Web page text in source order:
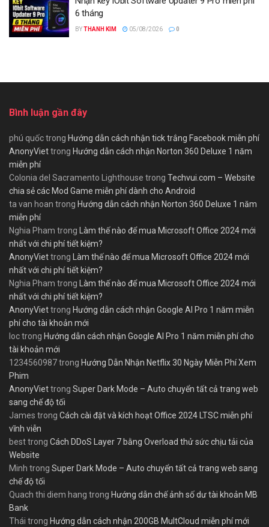
6 tháng
BYTHANH KIM 05/08/2026 0
Bình luận gần đây
phú quốctrong Hướng dẫn cách nhận tick trắng Facebook miễn phí
AnonyViettrong Hướng dẫn cách nhận Norton 360 Deluxe 1 năm
miễn phí
Colonia del Sacramento Lighthouse trong Techvui.com – Website
chia sẻ các Mod Game miễn phí dành cho Android
ta van hoan trong Hướng dẫn cách nhận Norton 360 Deluxe 1 năm
miễn phí
Nghia Pham trong Làm thế nào để mua Microsoft Office 2024 mới
nhất với chi phí tiết kiệm?
AnonyViettrong Làm thế nào để mua Microsoft Office 2024 mới
nhất với chi phí tiết kiệm?
Nghia Pham trong Làm thế nào để mua Microsoft Office 2024 mới
nhất với chi phí tiết kiệm?
AnonyViettrong Hướng dẫn cách nhận Google AI Pro 1 năm miễn
phí cho tài khoản mới
loctrong Hướng dẫn cách nhận Google AI Pro 1 năm miễn phí cho
tài khoản mới
1234560987trong Hướng Dẫn Nhận Netflix 30 Ngày Miễn Phí Xem
Phim
AnonyViettrong Super Dark Mode – Auto chuyển tất cả trang web
sang chế độ tối
James trong Cách cài đặt và kích hoạt Office 2024 LTSC miễn phí
vĩnh viễn
besttrong Cách DDoS Layer 7 bằng Overload thử sức chịu tải của
Website
Minh trong Super Dark Mode – Auto chuyển tất cả trang web sang
chế độ tối
Quach thi diem hang trong Hướng dẫn chế ảnh số dư tài khoản MB
Bank
Thái trong Hướng dẫn cách nhận 200GB MultCloud miễn phí mới